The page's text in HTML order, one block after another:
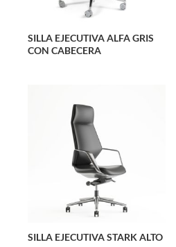
SILLA EJECUTIVA ALFA GRIS
CON CABECERA
SILLA EJECUTIVA STARK ALTO